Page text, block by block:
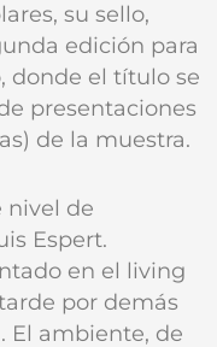
su sello,
edición para
donde el título se
presentaciones
de la muestra.
nivel de
Espert.
en el living
por demás
El ambiente, de